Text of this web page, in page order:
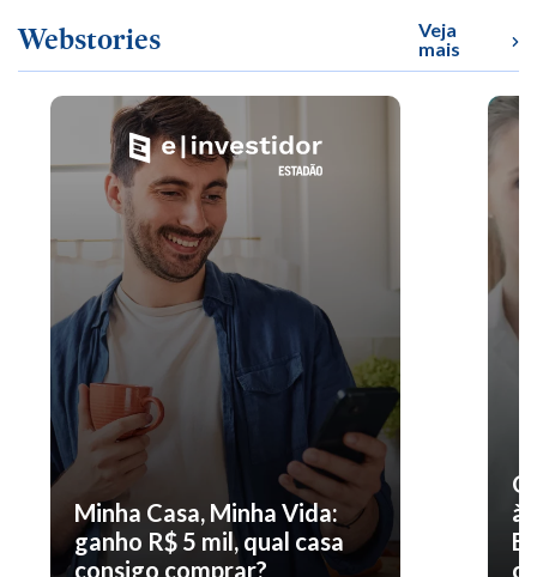
Webstories
Veja
mais
Minha Casa, Minha Vida:
ganho R$ 5 mil, qual casa
consigo comprar?
O
à